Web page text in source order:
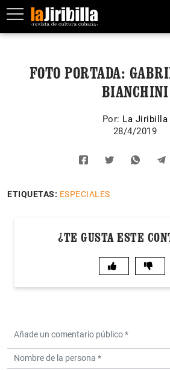
FOTO PORTADA:
BIANCHINI
Por: La Jiribilla
28/4/2019
ETIQUETAS: ESPECIALES
¿TE GUSTA ESTE